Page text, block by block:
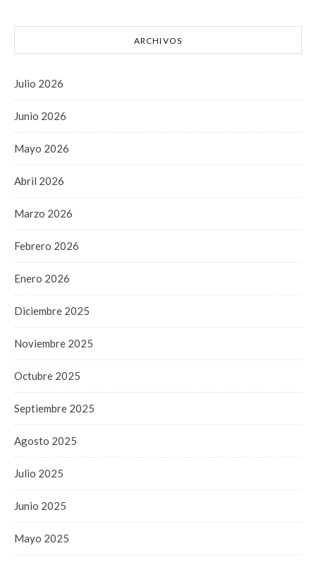
ARCHIVOS
Julio 2026
Junio 2026
Mayo 2026
Abril 2026
Marzo 2026
Febrero 2026
Enero 2026
Diciembre 2025
Noviembre 2025
Octubre 2025
Septiembre 2025
Agosto 2025
Julio 2025
Junio 2025
Mayo 2025